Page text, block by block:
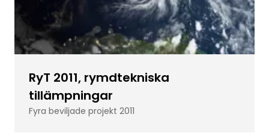
RyT 2011, rymdtekniska
tillämpningar
Fyra beviljade projekt 2011